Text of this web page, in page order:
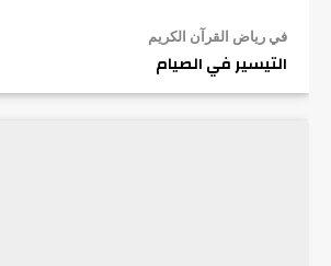
في رياض القرآن الكريم
التيسير في الصيام